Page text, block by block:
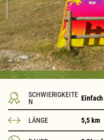
SCHWIERIGKEITE
N
Einfach
LÄNGE 5,5 km